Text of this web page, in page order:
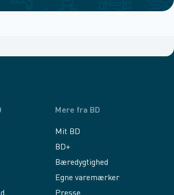
Mere fra BD
Mit BD
BD+
Bæredygtighed
Egne varemærker